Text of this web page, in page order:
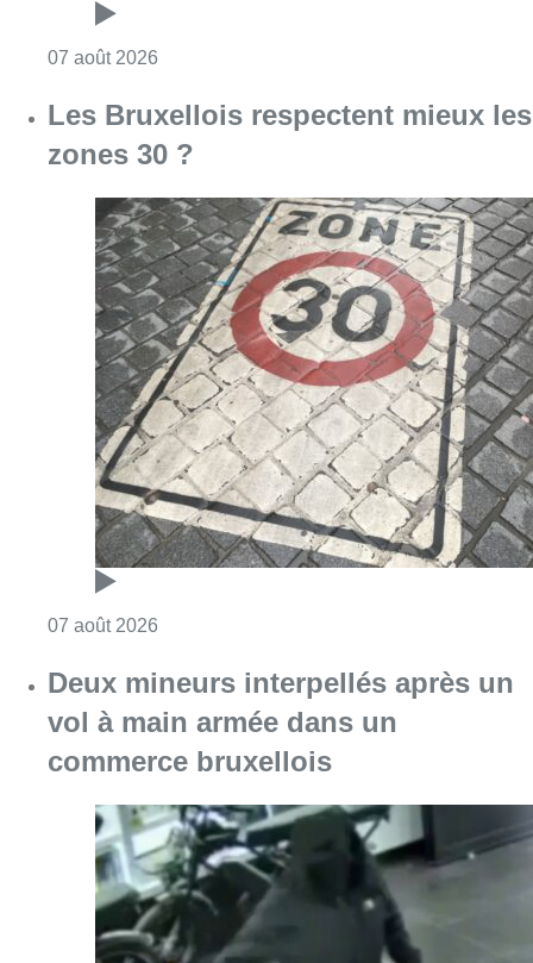
07 août 2026Consulter l'article "Les Bruxellois
Deux mineurs interpellés après un
vol à main armée dans un
commerce bruxellois
07 août 2026Consulter l'article "Deux mineurs